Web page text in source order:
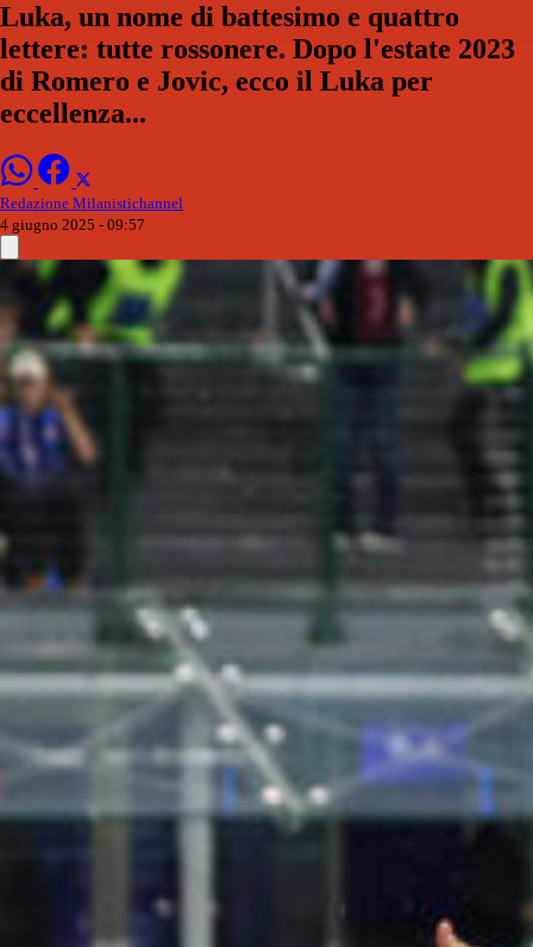
Luka, un nome di battesimo e quattro
lettere: tutte rossonere. Dopo l'estate 2023
di Romero e Jovic, ecco il Luka per
eccellenza...
Redazione Milanistichannel
4 giugno 2025 - 09:57